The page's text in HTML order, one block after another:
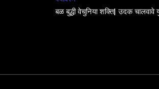
बळ बुद्धी वेचुनिया शक्ति| उदक चालवावे